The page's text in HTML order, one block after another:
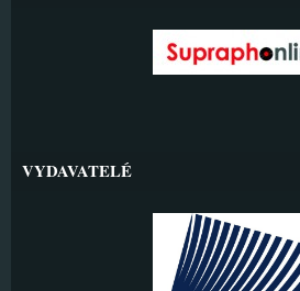
VYDAVATELÉ